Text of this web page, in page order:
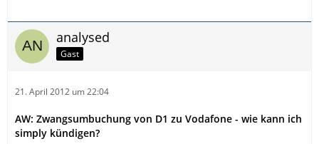
analysed
Gast
21. April 2012 um 22:04
AW: Zwangsumbuchung von D1 zu Vodafone - wie kann ich
simply kündigen?